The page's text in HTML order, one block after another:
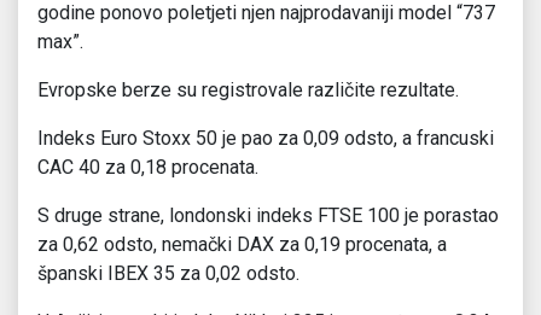
godine ponovo poletjeti njen najprodavaniji model “737
max”.
Evropske berze su registrovale različite rezultate.
Indeks Euro Stoxx 50 je pao za 0,09 odsto, a francuski
CAC 40 za 0,18 procenata.
S druge strane, londonski indeks FTSE 100 je porastao
za 0,62 odsto, nemački DAX za 0,19 procenata, a
španski IBEX 35 za 0,02 odsto.